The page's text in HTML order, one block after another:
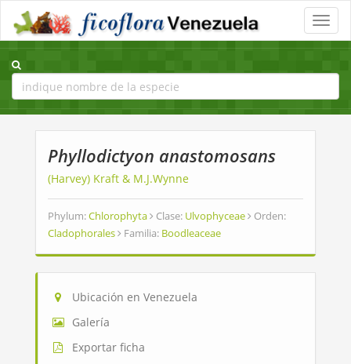
Toggle
Phyllodictyon anastomosans
(Harvey) Kraft & M.J.Wynne
Phylum:Chlorophyta Clase: Ulvophyceae
Orden:
Cladophorales
Familia: Boodleaceae
Ubicación en Venezuela
Galería
Exportar ficha